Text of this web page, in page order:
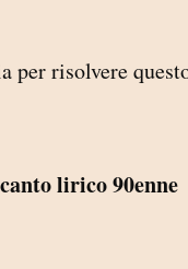
per risolvere
lirico 90enne